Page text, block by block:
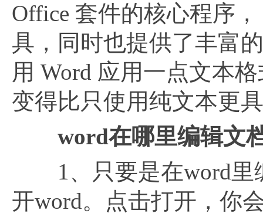
Office 套件的核心程序
具，同时也提供了丰富
用 Word 应用一点文本
变得比只使用纯文本更
word在哪里编辑文
1、只要是在word里
开word。点击打开，你